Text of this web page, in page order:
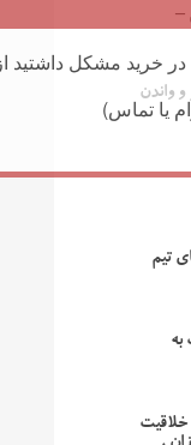
–
واندن
تیم
خلاقیت
خرید مشکل داشتید